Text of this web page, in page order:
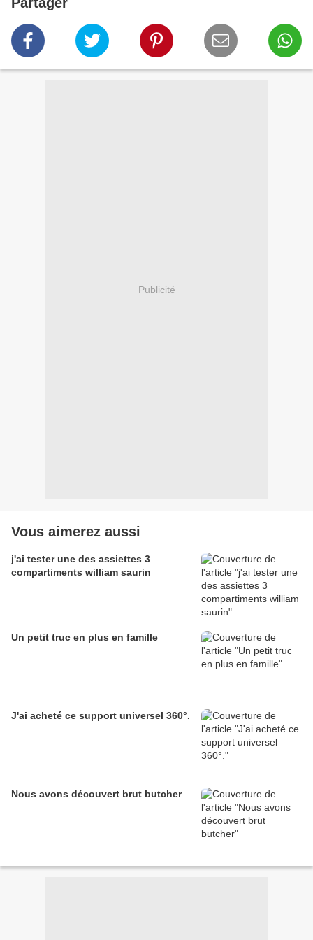
Publicité
Vous aimerez aussi
j'ai tester une des assiettes 3
compartiments william saurin
Un petit truc en plus en famille
J'ai acheté ce support universel 360°.
Nous avons découvert brut butcher